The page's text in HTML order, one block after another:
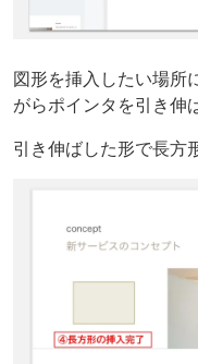
図形を挿入したい場所
がらポインタを引き伸
引き伸ばした形で長方